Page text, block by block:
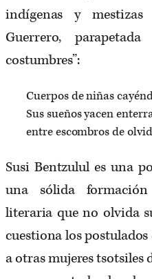
indígenas y
Guerrero,
costumbres”:
Cuerpos de niñas
Sus sueños yacen
entre escombros de
Susi Bentzulul es una
una sólida
literaria que no olvida
cuestiona los
a otras mujeres tsotsiles